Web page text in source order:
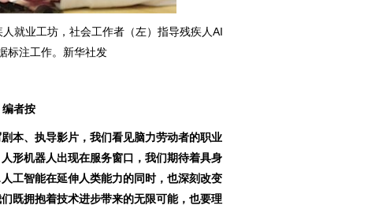
就业工坊，社会工作者（左）指导残疾人AI
标注工作。新华社发
编者按
、执导影片，我们看见脑力劳动者的职业
形机器人出现在服务窗口，我们期待着具身
工智能在延伸人类能力的同时，也深刻改变
既拥抱着技术进步带来的无限可能，也要理